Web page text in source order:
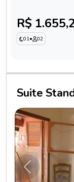
R$
01• 02
Suite
Anterior